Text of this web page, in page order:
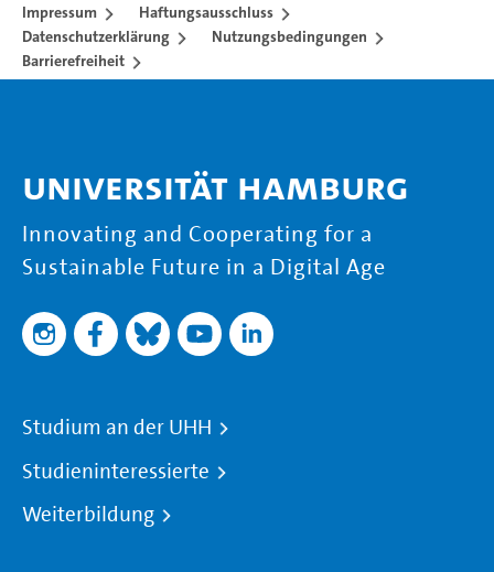
Impressum
Haftungsausschluss
Datenschutzerklärung
Nutzungsbedingungen
Barrierefreiheit
Universität Hamburg
Innovating and Cooperating for a
Sustainable Future in a Digital Age
Studium an der UHH
Studieninteressierte
Weiterbildung